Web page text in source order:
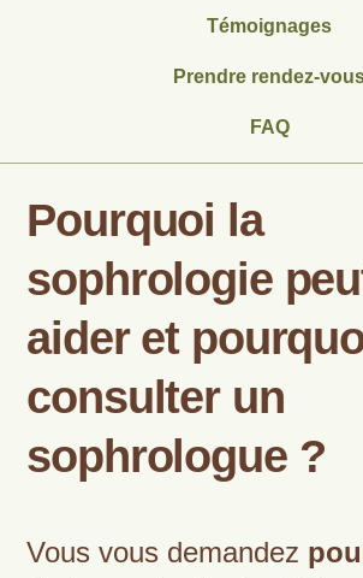
Témoignages
Prendre rendez-
FAQ
Pourquoi la
sophrologie
aider et
consulter un
sophrologue ?
Vous vous demandez